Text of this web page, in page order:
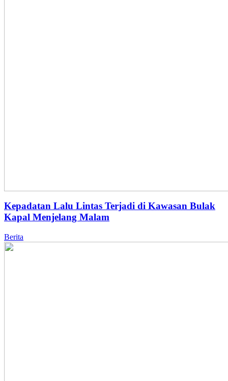
Kepadatan Lalu Lintas Terjadi di Kawasan Bulak
Kapal Menjelang Malam
Berita